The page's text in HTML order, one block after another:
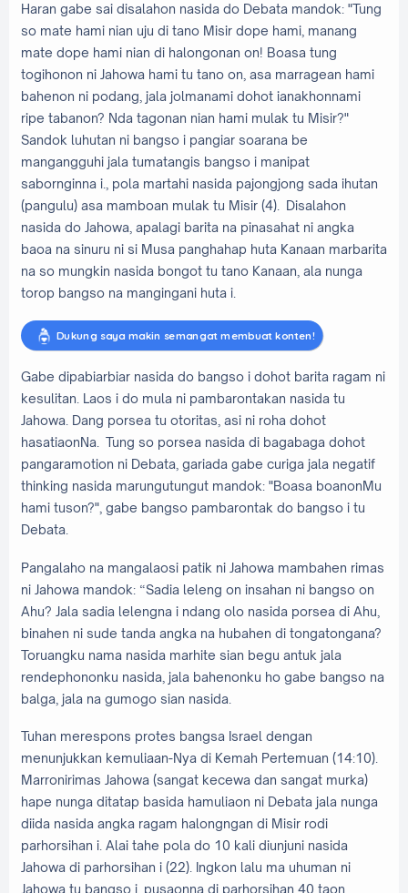
Haran gabe sai disalahon nasida do Debata mandok: "Tung
so mate hami nian uju di tano Misir dope hami, manang
mate dope hami nian di halongonan on! Boasa tung
togihonon ni Jahowa hami tu tano on, asa marragean hami
bahenon ni podang, jala jolmanami dohot ianakhonnami
ripe tabanon? Nda tagonan nian hami mulak tu Misir?"
Sandok luhutan ni bangso i pangiar soarana be
mangangguhi jala tumatangis bangso i manipat
sabornginna i., pola martahi nasida pajongjong sada ihutan
(pangulu) asa mamboan mulak tu Misir (4). Disalahon
nasida do Jahowa, apalagi barita na pinasahat ni angka
baoa na sinuru ni si Musa panghahap huta Kanaan marbarita
na so mungkin nasida bongot tu tano Kanaan, ala nunga
torop bangso na mangingani huta i.
Dukung saya makin semangat membuat konten!
Gabe dipabiarbiar nasida do bangso i dohot barita ragam ni
kesulitan. Laos i do mula ni pambarontakan nasida tu
Jahowa. Dang porsea tu otoritas, asi ni roha dohot
hasatiaonNa. Tung so porsea nasida di bagabaga dohot
pangaramotion ni Debata, gariada gabe curiga jala negatif
thinking nasida marungutungut mandok: "Boasa boanonMu
hami tuson?", gabe bangso pambarontak do bangso i tu
Debata.
Pangalaho na mangalaosi patik ni Jahowa mambahen rimas
ni Jahowa mandok: “Sadia leleng on insahan ni bangso on
Ahu? Jala sadia lelengna i ndang olo nasida porsea di Ahu,
binahen ni sude tanda angka na hubahen di tongatongana?
Toruangku nama nasida marhite sian begu antuk jala
rendephononku nasida, jala bahenonku ho gabe bangso na
balga, jala na gumogo sian nasida.
Tuhan merespons protes bangsa Israel dengan
menunjukkan kemuliaan-Nya di Kemah Pertemuan (14:10).
Marronirimas Jahowa (sangat kecewa dan sangat murka)
hape nunga ditatap basida hamuliaon ni Debata jala nunga
diida nasida angka ragam halongngan di Misir rodi
parhorsihan i. Alai tahe pola do 10 kali diunjuni nasida
Jahowa di parhorsihan i (22). Ingkon lalu ma uhuman ni
Jahowa tu bangso i, pusaonna di parhorsihan 40 taon